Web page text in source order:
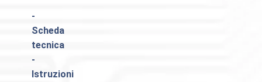
-
Scheda
tecnica
-
Istruzioni